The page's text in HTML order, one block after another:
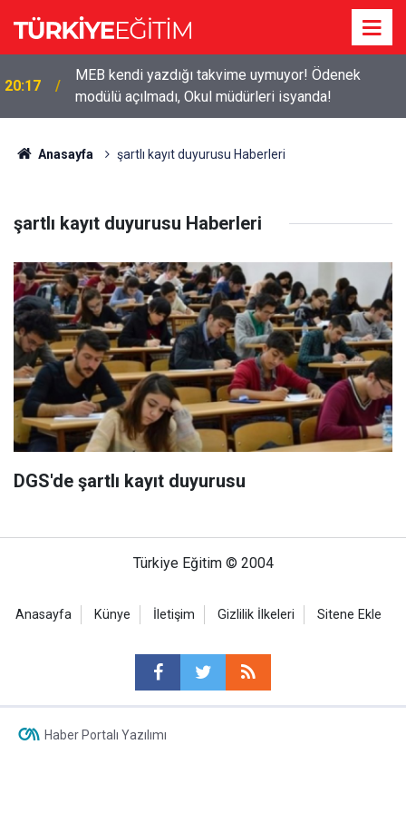
20:17
MEB kendi yazdığı takvime uymuyor! Ödenek
modülü açılmadı, Okul müdürleri isyanda!
Anasayfa şartlı kayıt duyurusu Haberleri
şartlı kayıt duyurusu Haberleri
DGS'de şartlı kayıt duyurusu
Türkiye Eğitim © 2004
Anasayfa Künye İletişim Gizlilik İlkeleri Sitene Ekle
Haber Portalı Yazılımı